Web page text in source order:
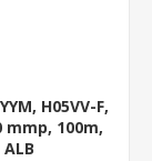
H05VV-F,
mmp, 100m,
ALB